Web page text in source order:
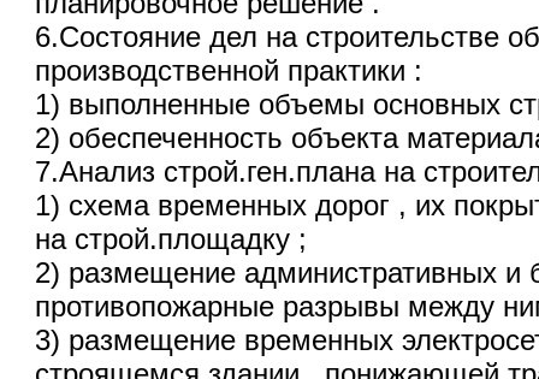
6.Состояние дел на строительстве
производственной практики :
1) выполненные объемы основных
2) обеспеченность объекта
7.Анализ строй.ген.плана на
1) схема временных дорог , их
на строй.площадку ;
2) размещение административных
противопожарные разрывы между
3) размещение временных